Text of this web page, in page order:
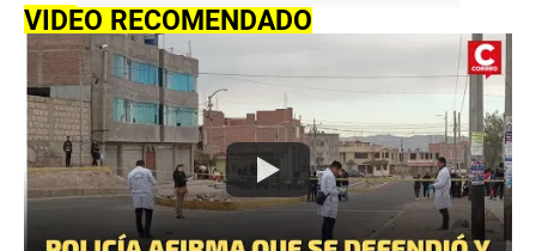
VIDEO RECOMENDADO